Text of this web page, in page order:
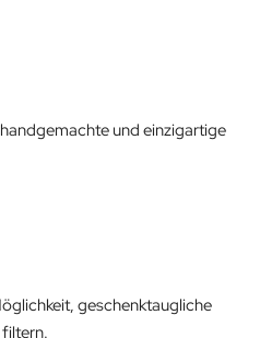
und einzigartige
geschenktaugliche